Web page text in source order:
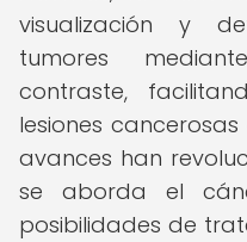
visualización y
tumores
contraste,
lesiones
avances han
se aborda el
posibilidades de